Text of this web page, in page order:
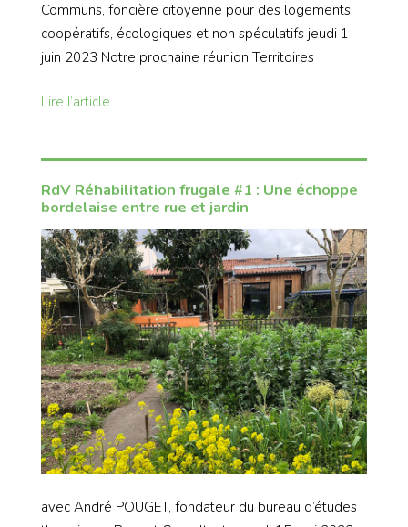
Communs, foncière citoyenne pour des logements
coopératifs, écologiques et non spéculatifs jeudi 1
juin 2023 Notre prochaine réunion Territoires
Lire l’article
RdV Réhabilitation frugale #1 : Une échoppe
bordelaise entre rue et jardin
avec André POUGET, fondateur du bureau d’études